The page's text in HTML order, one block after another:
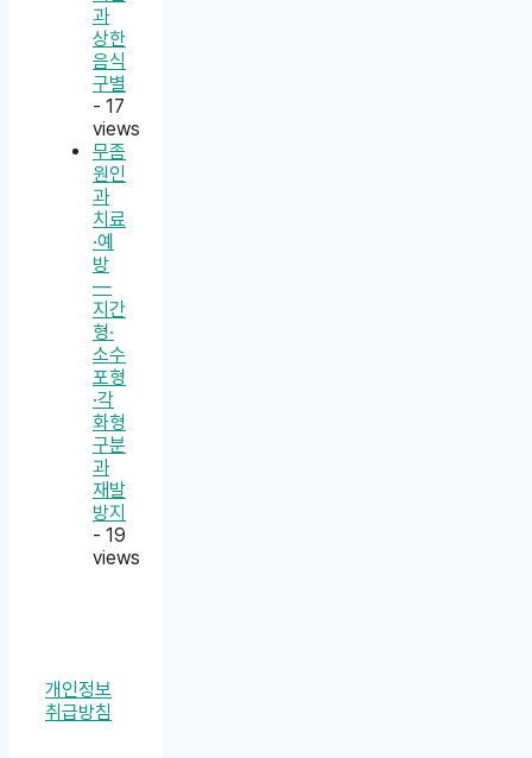
과
상한
음식
구별
- 17
views
무좀
원인
과
치료
·예
방
—
지간
형·
소수
포형
·각
화형
구분
과
재발
방지
- 19
views
개인정보
취급방침